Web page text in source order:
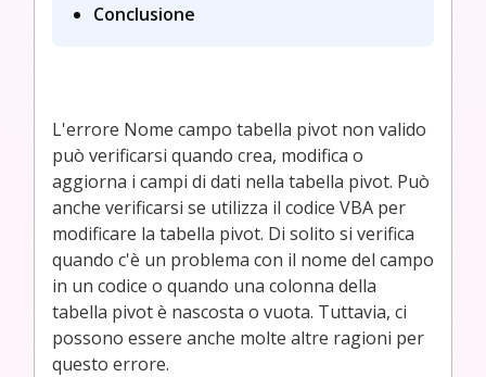
Conclusione
L'errore Nome campo tabella pivot non valido
può verificarsi quando crea, modifica o
aggiorna i campi di dati nella tabella pivot. Può
anche verificarsi se utilizza il codice VBA per
modificare la tabella pivot. Di solito si verifica
quando c'è un problema con il nome del campo
in un codice o quando una colonna della
tabella pivot è nascosta o vuota. Tuttavia, ci
possono essere anche molte altre ragioni per
questo errore.